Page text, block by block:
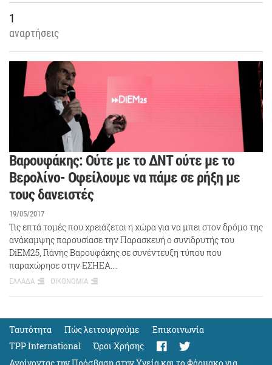
1
αναρτήσεις
Βαρουφάκης: Ούτε με το ΔΝΤ ούτε με το
Βερολίνο- Οφείλουμε να πάμε σε ρήξη με
τους δανειστές
19/05/2017
Τις επτά τομές που χρειάζεται η χώρα για να μπει στον δρόμο της
ανάκαμψης παρουσίασε την Παρασκευή ο συνιδρυτής του
DiEM25, Γιάνης Βαρουφάκης σε συνέντευξη τύπου που
παραχώρησε στην ΕΣΗΕΑ.…
ΕΛΛΑΔΑ ΟΙΚΟΝΟΜΙΑ
Ταυτότητα Πώς λειτουργούμε
Eπικοινωνία
TPP International
Όροι Χρήσης